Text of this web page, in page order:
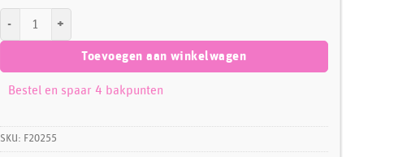
Toevoegen aan winkelwagen
Bestel en spaar 4 bakpunten
SKU: F20255